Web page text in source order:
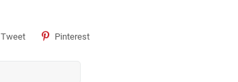
Tweet Pinterest